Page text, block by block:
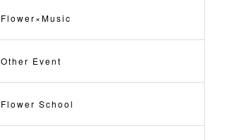
Flower×Music
Other Event
Flower School